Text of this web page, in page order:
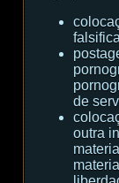
de
outra